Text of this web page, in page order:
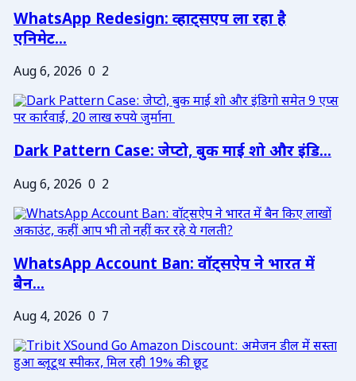
WhatsApp Redesign: व्हाट्सएप ला रहा है
एनिमेट...
Aug 6, 2026 0 2
Dark Pattern Case: जेप्टो, बुक माई शो और इंडि...
Aug 6, 2026 0 2
WhatsApp Account Ban: वॉट्सऐप ने भारत में
बैन...
Aug 4, 2026 0 7